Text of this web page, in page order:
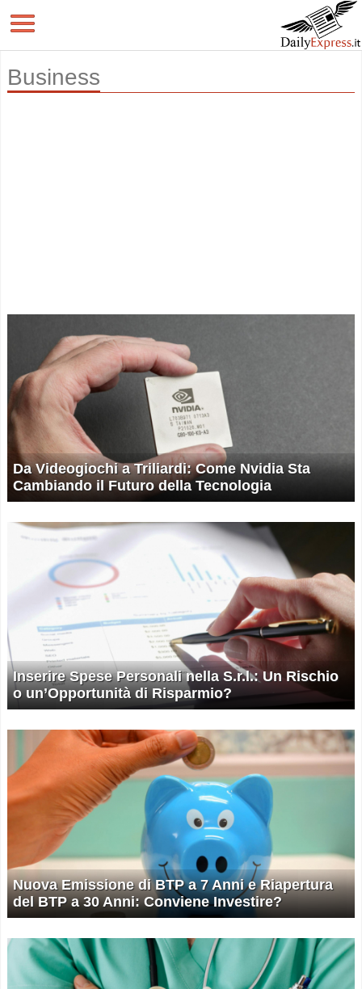
Business
Da Videogiochi a Triliardi: Come Nvidia Sta
Cambiando il Futuro della Tecnologia
Inserire Spese Personali nella S.r.l.: Un Rischio
o un’Opportunità di Risparmio?
Nuova Emissione di BTP a 7 Anni e Riapertura
del BTP a 30 Anni: Conviene Investire?